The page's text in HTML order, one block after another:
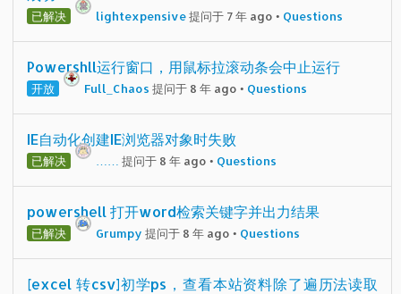
已解决 lightexpensive提问于 7 年 ago • Questions
Powershll运行窗口，用鼠标拉滚动条会中止运行
开放 Full_Chaos 提问于 8 年 ago • Questions
IE自动化创建IE浏览器对象时失败
已解决 提问于 8 年 ago • Questions
powershell 打开word检索关键字并出力结果
已解决 Grumpy 提问于 8 年 ago • Questions
[excel 转csv]初学ps，查看本站资料除了遍历法读取